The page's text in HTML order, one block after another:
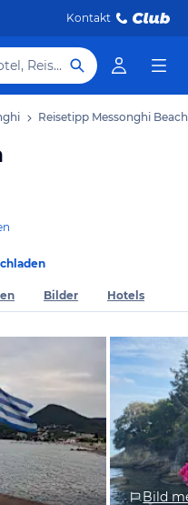
Kontakt
Hotel, Reiseziel
Reisetipp Messonghi Beach
Bilder Hotels
Bild